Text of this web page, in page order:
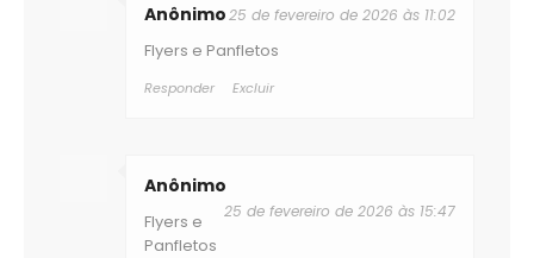
Anônimo25 de fevereiro de 2026 às 11:02
Flyers e Panfletos
Responder Excluir
Anônimo
25 de fevereiro de 2026 às 15:47
Flyers e
Panfletos